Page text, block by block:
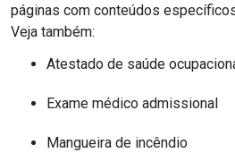
páginas com conteúdos
Veja também:
atestado de saúde
exame médico admissional
mangueira de incêndio